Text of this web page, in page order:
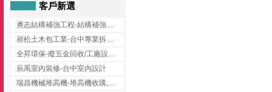
客戶新選
勇志結構補強工程-結構補強工程 ,桃園結構補強工程,龍潭結構補強工程
昶松土木包工業-台中專業拆除工程/挖土機出租
全昇環保-廢五金回收/工廠設備收購/機械設備回收/高價收購廠房設備
辰禹室內裝修-台中室內設計
瑞昌機械堆高機-堆高機收購,新北市堆高機,桃園堆高機